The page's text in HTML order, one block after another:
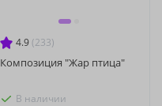
4.9 (233)
Композиция "Жар птица"
В наличии